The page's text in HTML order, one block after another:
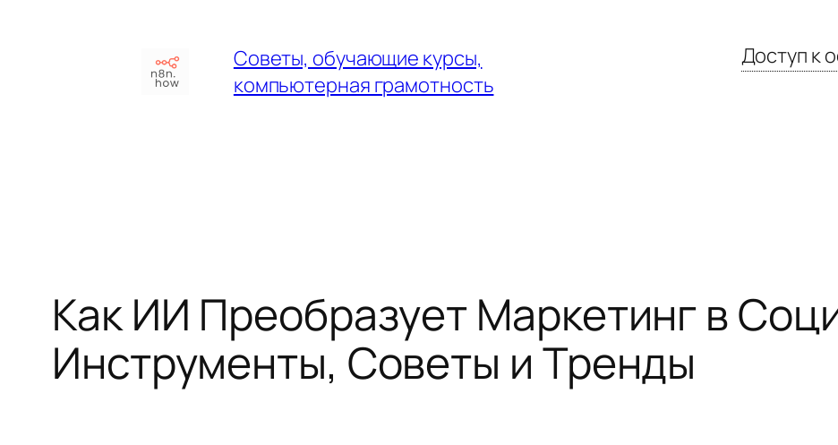
Советы, обучающие курсы,
компьютерная грамотность
Доступ к
Как ИИ Преобразует Маркетинг в
Инструменты, Советы и Тренды